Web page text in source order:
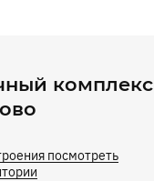
комплекс
посмотреть